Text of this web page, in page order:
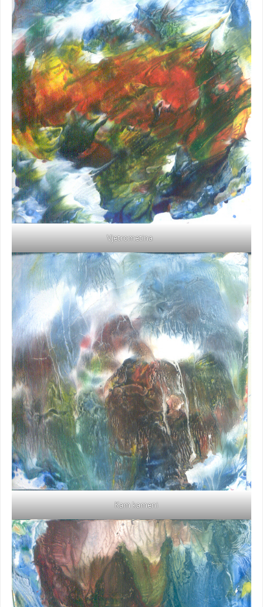
Vjetrometina
Kam kameni